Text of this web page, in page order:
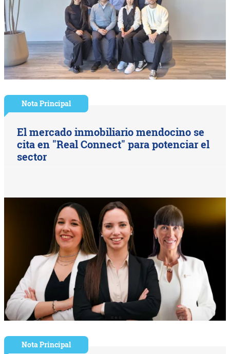
Nota Principal
El mercado inmobiliario mendocino se
cita en "Real Connect" para potenciar el
sector
Nota Principal